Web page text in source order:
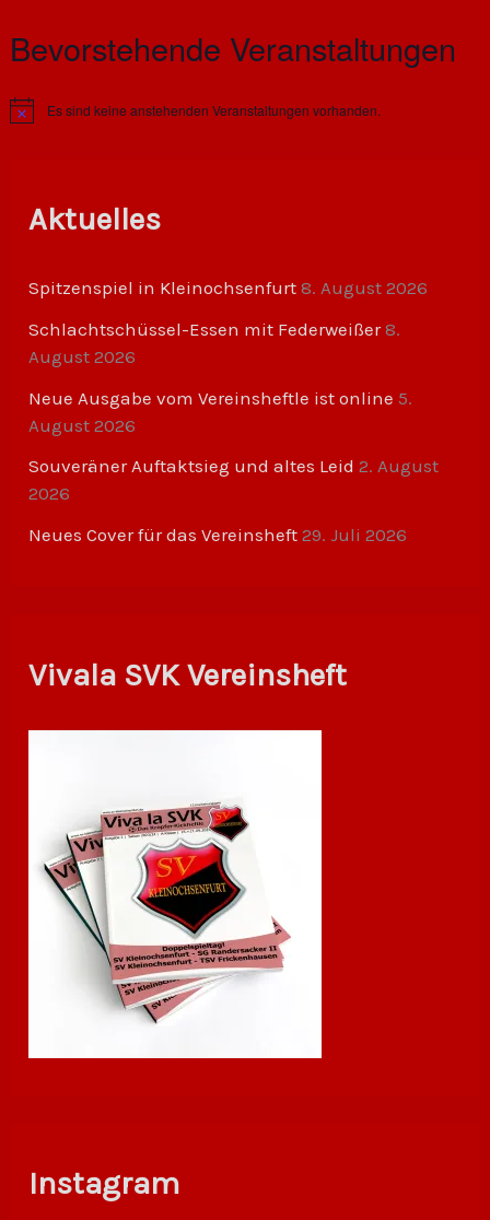
Bevorstehende Veranstaltungen
H
Es sind keine anstehenden Veranstaltungen vorhanden.
Aktuelles
Spitzenspiel in Kleinochsenfurt 8. August 2026
Schlachtschüssel-Essen mit Federweißer 8.
August 2026
Neue Ausgabe vom Vereinsheftle ist online 5.
August 2026
Souveräner Auftaktsieg und altes Leid 2. August
2026
Neues Cover für das Vereinsheft 29. Juli 2026
Vivala SVK Vereinsheft
Instagram